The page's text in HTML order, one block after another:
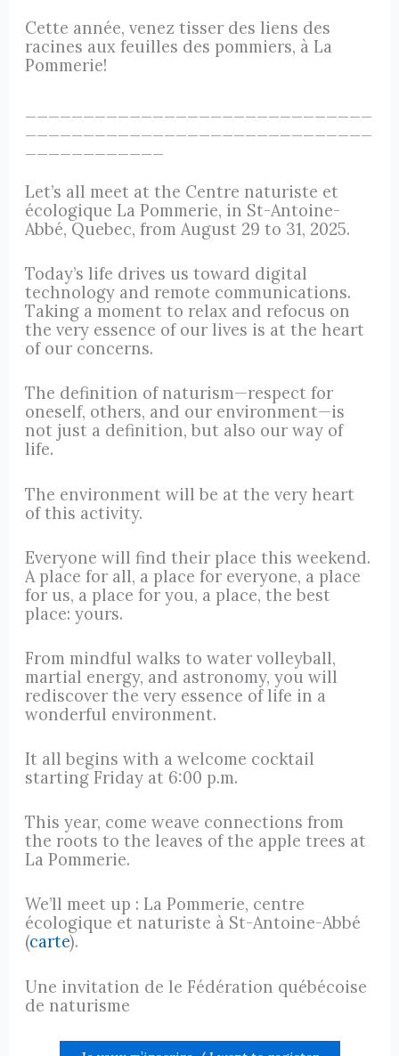
Cette année, venez tisser des liens des
racines aux feuilles des pommiers, à La
Pommerie!
Let’s all meet at the Centre naturiste et
écologique La Pommerie, in St-Antoine-
Abbé, Quebec, from August 29 to 31, 2025.
Today’s life drives us toward digital
technology and remote communications.
Taking a moment to relax and refocus on
the very essence of our lives is at the heart
of our concerns.
The definition of naturism—respect for
oneself, others, and our environment—is
not just a definition, but also our way of
life.
The environment will be at the very heart
of this activity.
Everyone will find their place this weekend.
A place for all, a place for everyone, a place
for us, a place for you, a place, the best
place: yours.
From mindful walks to water volleyball,
martial energy, and astronomy, you will
rediscover the very essence of life in a
wonderful environment.
It all begins with a welcome cocktail
starting Friday at 6:00 p.m.
This year, come weave connections from
the roots to the leaves of the apple trees at
La Pommerie.
We’ll meet up : La Pommerie, centre
écologique et naturiste à St-Antoine-Abbé
(carte).
Une invitation de le Fédération québécoise
de naturisme